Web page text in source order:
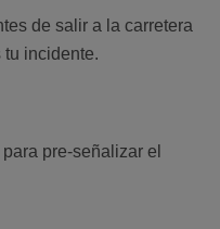
de salir a la carretera
incidente.
pre-señalizar el